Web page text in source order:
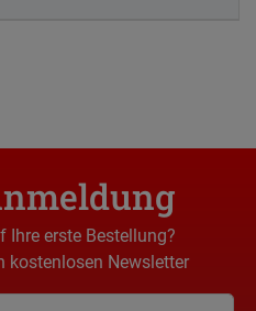
Ihre erste Bestellung?
kostenlosen Newsletter